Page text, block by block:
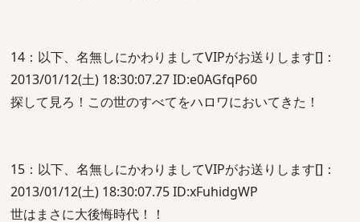
14：以下、名無しにかわりましてVIPがお送りします[]：
2013/01/12(土) 18:30:07.27 ID:e0AGfqP60
探して見ろ！この世のすべてをハロワにおいてきた！
15：以下、名無しにかわりましてVIPがお送りします[]：
2013/01/12(土) 18:30:07.75 ID:xFuhidgWP
世はまさに大後悔時代！！